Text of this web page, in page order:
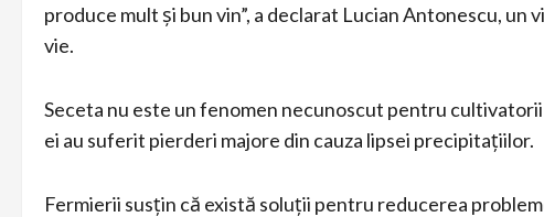
produce mult și bun vin”, a declarat Lucian Antonescu,
vie.
Seceta nu este un fenomen necunoscut pentru
ei au suferit pierderi majore din cauza lipsei precipitațiilor.
Fermierii susțin că există soluții pentru reducerea